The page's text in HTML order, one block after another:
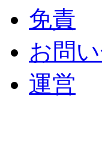
免責
お問
運営